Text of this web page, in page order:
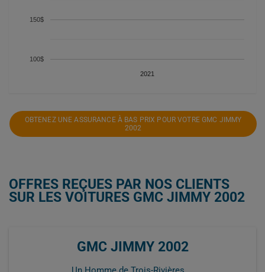
2021
100$
150$
OBTENEZ UNE ASSURANCE À BAS PRIX POUR VOTRE GMC JIMMY
2002
OFFRES REÇUES PAR NOS CLIENTS
SUR LES VOITURES GMC JIMMY 2002
GMC JIMMY 2002